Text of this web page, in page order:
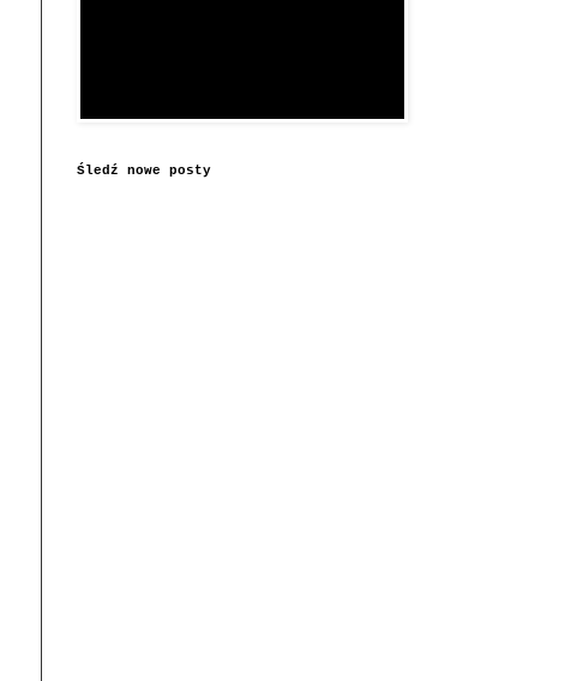
Śledź nowe posty